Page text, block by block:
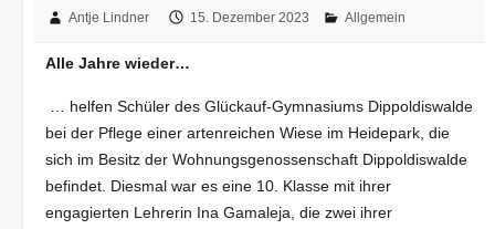
Antje Lindner 15. Dezember 2023 Allgemein
Alle Jahre wieder…
… helfen Schüler des Glückauf-Gymnasiums Dippoldiswalde
bei der Pflege einer artenreichen Wiese im Heidepark, die
sich im Besitz der Wohnungsgenossenschaft Dippoldiswalde
befindet. Diesmal war es eine 10. Klasse mit ihrer
engagierten Lehrerin Ina Gamaleja, die zwei ihrer